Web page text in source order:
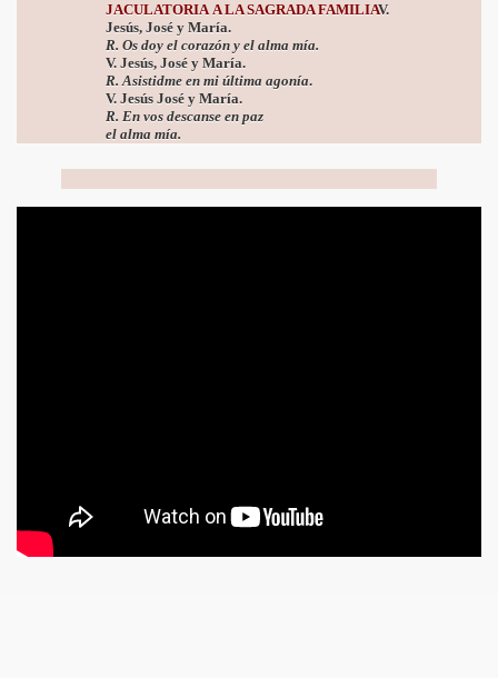
JACULATORIA A LA SAGRADA FAMILIAV.
Jesús, José y María.
R. Os doy el corazón y el alma mía.
V. Jesús, José y María.
R. Asistidme en mi última agonía.
V. Jesús José y María.
R. En vos descanse en paz
el alma mía.